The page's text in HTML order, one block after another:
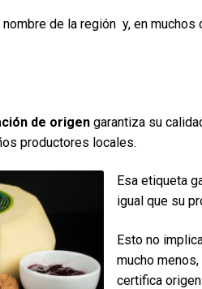
de la región y, en
de origen garantiza su
productores locales.
Esa etiqueta
igual que su
Esto no
mucho
certifica